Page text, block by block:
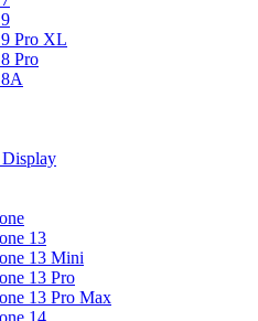
Pro XL
Pro
13
13 Mini
13 Pro
13 Pro Max
14